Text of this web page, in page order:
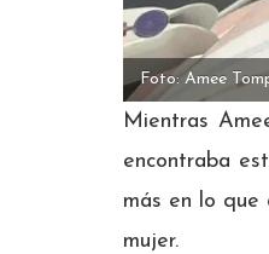
Foto: Amee
Mientras
encontraba
más en lo que
mujer.